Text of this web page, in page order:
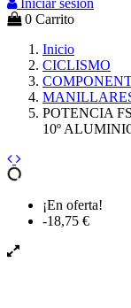
Iniciar sesión
0 Carrito
Inicio
CICLISMO
POTENCIA
10º
¡En oferta!
-18,75 €